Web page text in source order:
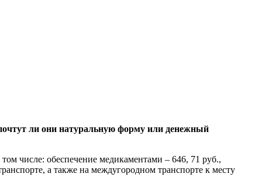
ли они натуральную форму или денежный
числе: обеспечение медикаментами – 646, 71 руб.,
а также на междугородном транспорте к месту